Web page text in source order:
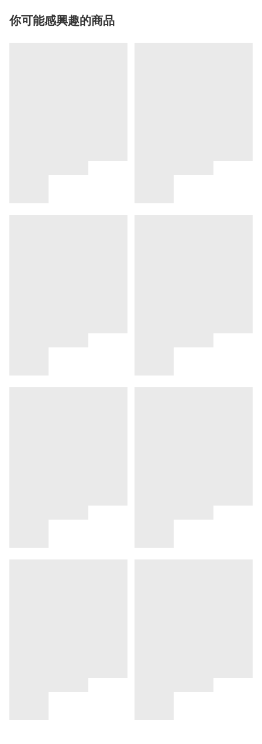
你可能感興趣的商品